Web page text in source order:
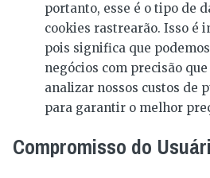
portanto, esse é o tipo de
cookies rastrearão. Isso é
pois significa que
negócios com precisão
analizar nossos custos de
para garantir o melhor
Compromisso do